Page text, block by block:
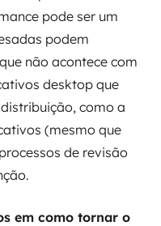
pode ser um
podem
não acontece com
desktop que
como a
(mesmo que
de revisão
em como tornar o